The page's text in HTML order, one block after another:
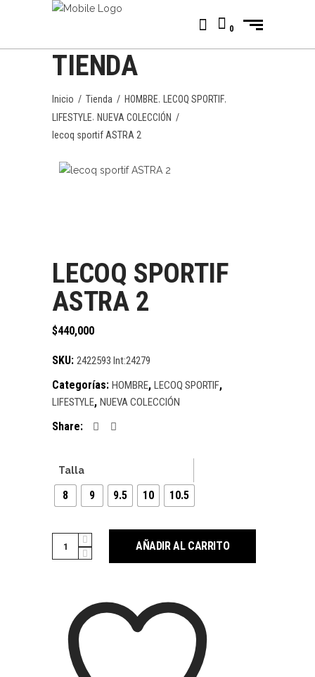
0
TIENDA
Inicio / Tienda / HOMBRE LECOQ SPORTIF
LIFESTYLE, NUEVA COLECCIÓN /
lecoq sportif ASTRA 2
LECOQ SPORTIF
ASTRA 2
$440,000
SKU: 2422593 Int:24279
Categorías: HOMBRE, LECOQ SPORTIF,
LIFESTYLE, NUEVA COLECCIÓN
Share:
Talla
8 9 9.5 10 10.5
Cantidad AÑADIR AL CARRITO